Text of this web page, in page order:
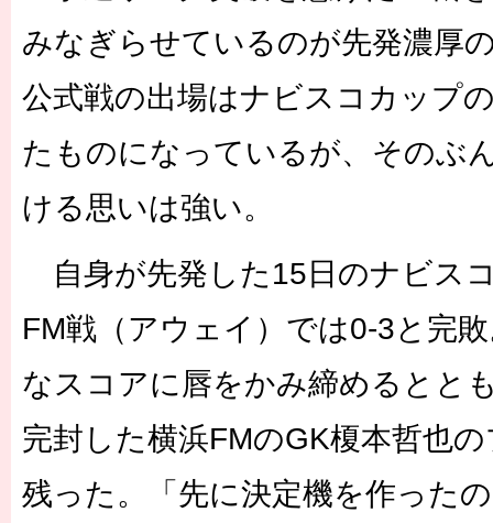
みなぎらせているのが先発濃厚
公式戦の出場はナビスコカップ
たものになっているが、そのぶ
ける思いは強い。
自身が先発した15日のナビス
FM戦（アウェイ）では0-3と完
なスコアに唇をかみ締めるとと
完封した横浜FMのGK榎本哲也
残った。「先に決定機を作った